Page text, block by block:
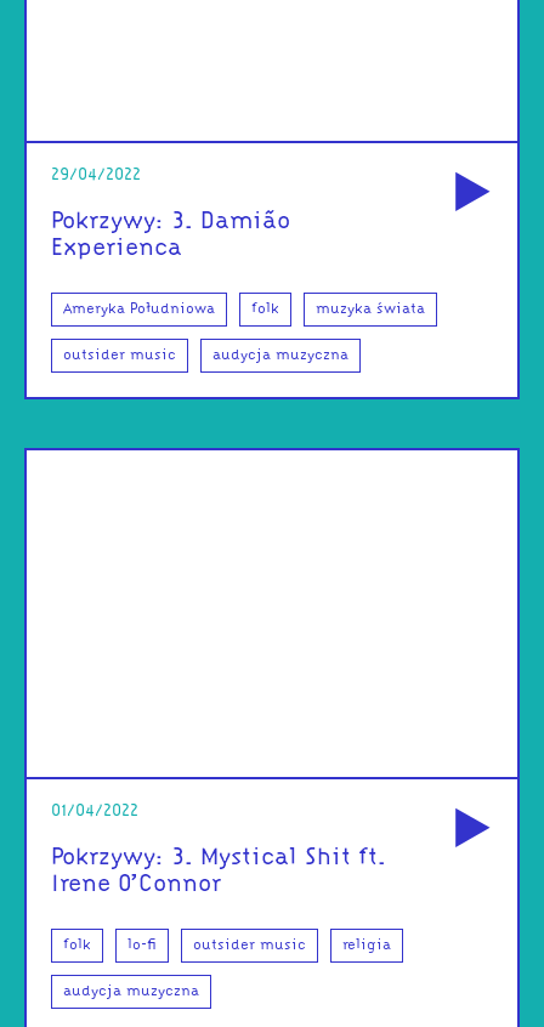
29/04/2022
Pokrzywy: 3. Damião
Experiença
Ameryka Południowa folk muzyka świata
outsider music audycja muzyczna
01/04/2022
Pokrzywy: 3. Mystical Shit ft.
Irene O’Connor
folk lo-fi outsider music religia
audycja muzyczna